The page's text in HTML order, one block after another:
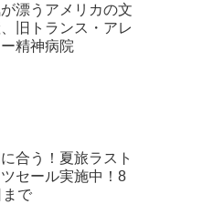
漂うアメリカの文
旧トランス・アレ
精神病院
合う！夏旅ラスト
ツセール実施中！8
まで